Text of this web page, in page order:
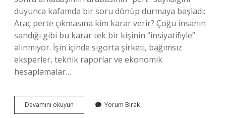
duyunca kafamda bir soru dönüp durmaya başladı:
Araç perte çıkmasına kim karar verir? Çoğu insanın
sandığı gibi bu karar tek bir kişinin “insiyatifiyle”
alınmıyor. İşin içinde sigorta şirketi, bağımsız
eksperler, teknik raporlar ve ekonomik
hesaplamalar…
Devamını okuyun
perte
Yorum Bırak